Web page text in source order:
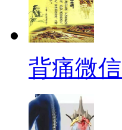
背痛微